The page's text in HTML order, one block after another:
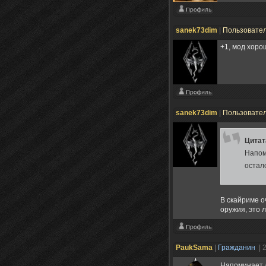
sanek73dim
+1, мод
sanek73dim
В скайриме
оружия, это
PaukSama Гражданин |